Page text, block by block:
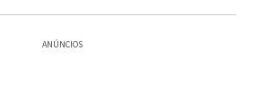
ANÚNCIOS